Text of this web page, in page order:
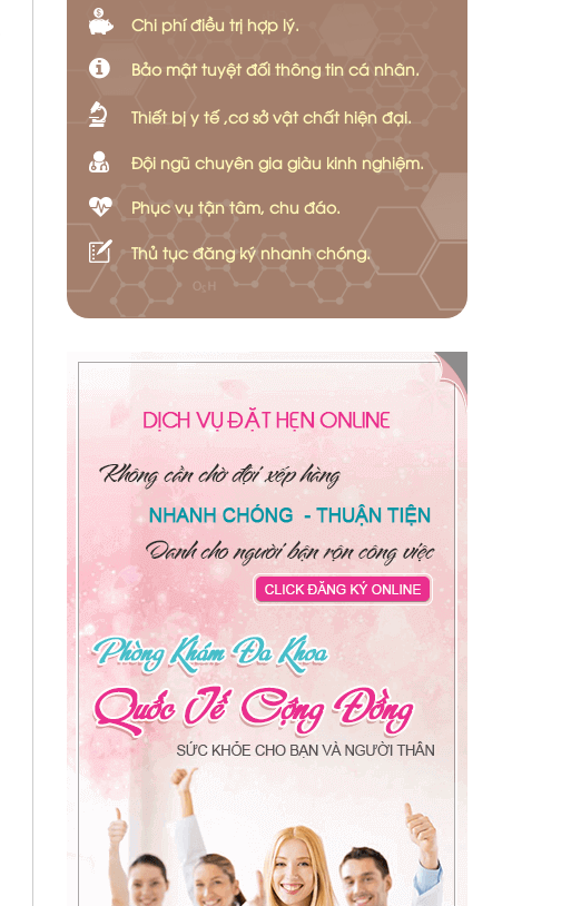
Chi phí điều trị hợp lý.
Bảo mật tuyệt đối thông tin cá nhân.
Thiết bị y tế ,cơ sở vật chất hiện đại.
Đội ngũ chuyên gia giàu kinh nghiệm.
Phục vụ tận tâm, chu đáo.
Thủ tục đăng ký nhanh chóng.